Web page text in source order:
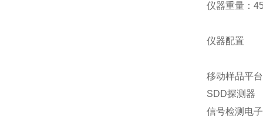
仪器重量：
仪器配置
移动样品平台
SDD探测器
信号检测电